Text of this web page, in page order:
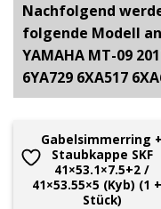
Nachfolgend
folgende Modell
YAMAHA MT-09
6YA729 6XA517
Gabelsimmerring +
Staubkappe SKF
41×53.1×7.5+2 /
41×53.55×5 (Kyb) (1
Stück)